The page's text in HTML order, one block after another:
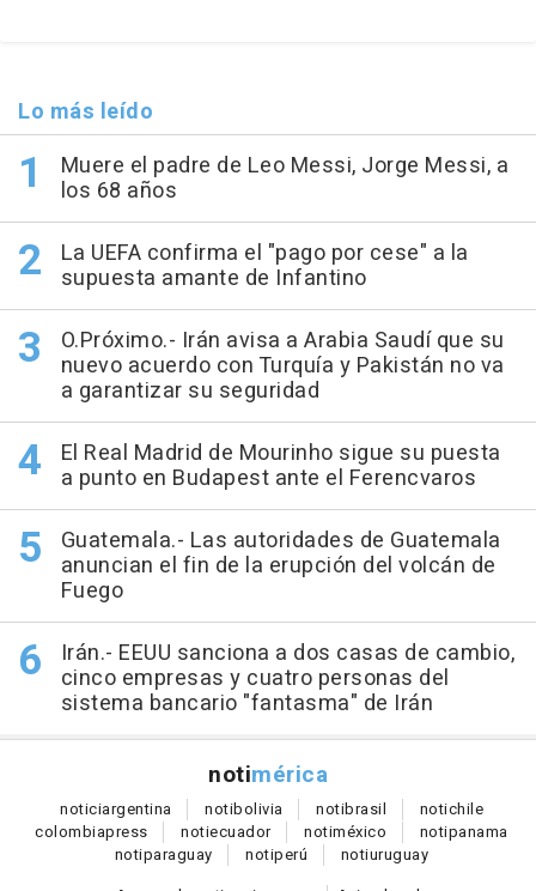
Lo más leído
Muere el padre de Leo Messi, Jorge Messi, a
los 68 años
La UEFA confirma el "pago por cese" a la
supuesta amante de Infantino
O.Próximo.- Irán avisa a Arabia Saudí que su
nuevo acuerdo con Turquía y Pakistán no va
a garantizar su seguridad
El Real Madrid de Mourinho sigue su puesta
a punto en Budapest ante el Ferencvaros
Guatemala.- Las autoridades de Guatemala
anuncian el fin de la erupción del volcán de
Fuego
Irán.- EEUU sanciona a dos casas de cambio,
cinco empresas y cuatro personas del
sistema bancario "fantasma" de Irán
notimérica
noticiargentina notibolivia notibrasil notichile
colombiapress notiecuador notiméxico notipanama
notiparaguay notiperú notiuruguay